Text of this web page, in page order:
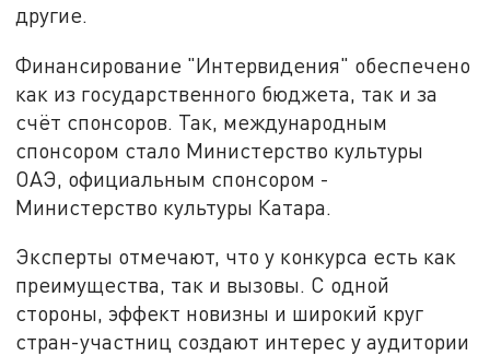
другие.
Финансирование "Интервидения" обеспечено
как из государственного бюджета, так и за
счёт спонсоров. Так, международным
спонсором стало Министерство культуры
ОАЭ, официальным спонсором -
Министерство культуры Катара.
Эксперты отмечают, что у конкурса есть как
преимущества, так и вызовы. С одной
стороны, эффект новизны и широкий круг
стран-участниц создают интерес у аудитории